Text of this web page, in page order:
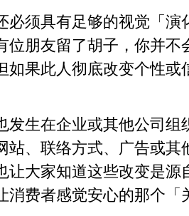
须具有足够的视觉「演
位朋友留了胡子，你并
如果此人彻底改变个性
生在企业或其他公司组
站、联络方式、广告或
让大家知道这些改变是
消费者感觉安心的那个